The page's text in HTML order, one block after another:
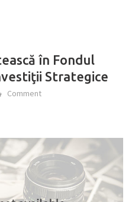
în Fondul
Strategice
Comment